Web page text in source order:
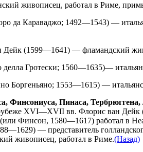
живописец, работал в Риме,
да Караваджо; 1492—1543) —
(1599—1641) — фламандский
Гротески; 1560—1635)—
Боргеньяно; 1553—1615) —
Финсониуса, Пинаса,
XVI—XVII вв. Флорис ван
Финсон, 1580—1617) работал в
— представитель
живописец, работал в Риме.(Назад)